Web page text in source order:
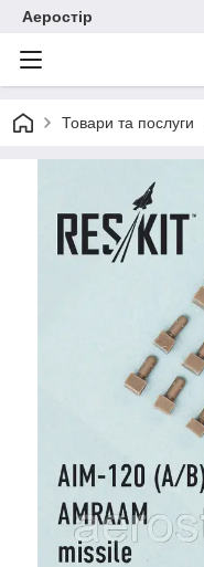
Аеростір
Товари та послуги